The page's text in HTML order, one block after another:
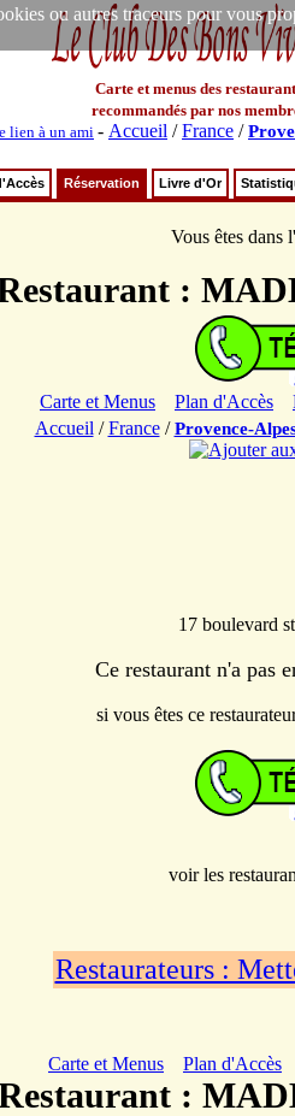
ou autres traceurs pour vous
Carte et menus des
recommandés par nos
lien à un ami- Accueil /France /
Réservation Livre d'Or
Vous êtes dans
:
Carte et Menus Plan d'Accès
Accueil /France/Provence-
17 boulevard
Ce restaurant n'a pas
si vous êtes ce
voir les
Restaurateurs :
Carte et Menus Plan d'Accès
: